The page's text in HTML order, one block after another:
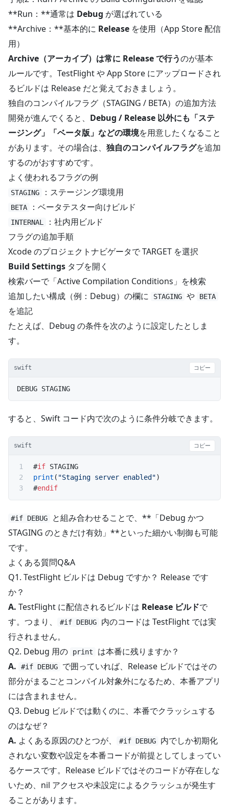
**Run：**通常は Debug が選ばれている
**Archive：**基本的に Release を使用（App Store 配信
用）
Archive（アーカイブ）は常に Release で行うのが基本
ルールです。TestFlight や App Store にアップロードされ
るビルドは Release だと覚えておきましょう。
独自のコンパイルフラグ（STAGING / BETA）の追加方法
開発が進んでくると、 Debug / Release 以外にも「ステ
ージング」「ベータ版」などの環境を用意したくなること
があります。その場合は、 独自のコンパイルフラグを追加
するのがおすすめです。
よく使われるフラグの例
STAGING ：ステージング環境用
BETA ：ベータテスター向けビルド
INTERNAL
：社内用ビルド
フラグの追加手順
Xcode のプロジェクトナビゲータで TARGET を選択
Build Settings タブを開く
検索バーで「Active Compilation Conditions」を検索
追加したい構成（例：Debug）の欄に
STAGING や BETA
を追記
たとえば、Debug の条件を次のように設定したとしま
す。
swift コピー
DEBUG STAGING
すると、Swift コード内で次のように条件分岐できます。
swift コピー
#if STAGING
print ( "Staging server enabled")
#endif
#if DEBUG
と組み合わせることで、**「Debug かつ
STAGING のときだけ有効」**といった細かい制御も可能
です。
よくある質問Q&A
Q1. TestFlight ビルドは Debug ですか？ Release です
か？
A. TestFlight に配信されるビルドは Release ビルドで
す。つまり、
#if DEBUG
内のコードは TestFlight では実
行されません。
Q2. Debug 用の
print
は本番に残りますか？
A.
#if DEBUG
で囲っていれば、Release ビルドではその
部分がまるごとコンパイル対象外になるため、本番アプリ
には含まれません。
Q3. Debug ビルドでは動くのに、本番でクラッシュする
のはなぜ？
A. よくある原因のひとつが、 #if DEBUG
内でしか初期化
されない変数や設定を本番コードが前提としてしまってい
るケースです。Release ビルドではそのコードが存在しな
いため、nil アクセスや未設定によるクラッシュが発生す
ることがあります。